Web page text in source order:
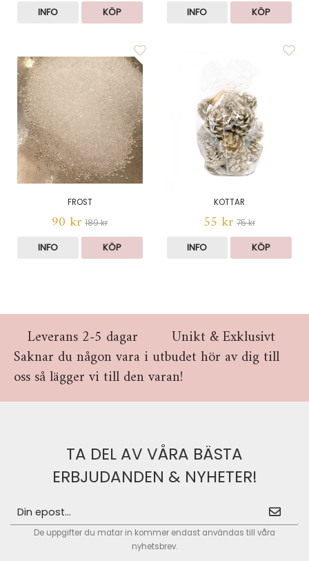
INFO KÖP INFO KÖP
FROST
90 kr 189 kr
INFO KÖP
KOTTAR
55 kr 75 kr
INFO KÖP
Leverans 2-5 dagar
Unikt & Exklusivt
Saknar du någon vara i utbudet hör av dig till
oss så lägger vi till den varan!
TA DEL AV VÅRA BÄSTA
ERBJUDANDEN & NYHETER!
De uppgifter du matar in kommer endast användas till våra
nyhetsbrev.